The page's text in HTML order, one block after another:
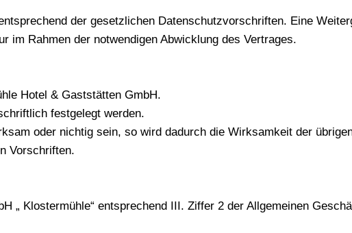
der gesetzlichen Datenschutzvorschriften. Eine
im Rahmen der notwendigen Abwicklung des Vertrages.
Hotel & Gaststätten GmbH.
festgelegt werden.
oder nichtig sein, so wird dadurch die Wirksamkeit der
Vorschriften.
„ Klostermühle“ entsprechend III. Ziffer 2 der Allgemeinen